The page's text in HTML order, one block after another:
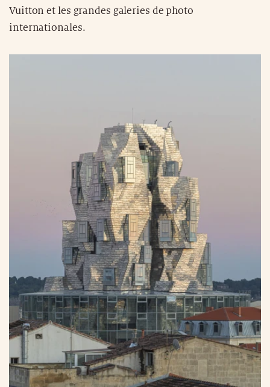
Vuitton et les grandes galeries de photo
internationales.